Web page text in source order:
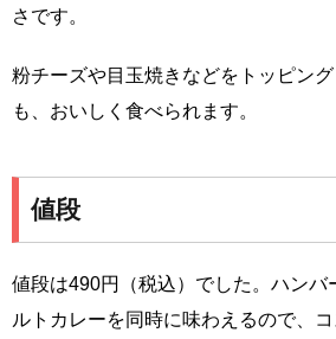
さです。
粉チーズや目玉焼きなどをトッピン
も、おいしく食べられます。
値段
値段は490円（税込）でした。ハンバ
ルトカレーを同時に味わえるので、コ